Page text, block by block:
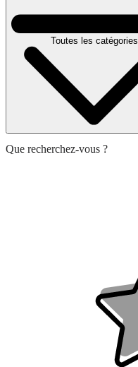
Toutes les catégories